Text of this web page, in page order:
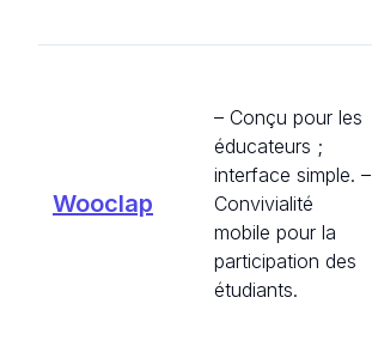
Wooclap
– Conçu pour les
éducateurs ;
interface simple. –
Convivialité
mobile pour la
participation des
étudiants.